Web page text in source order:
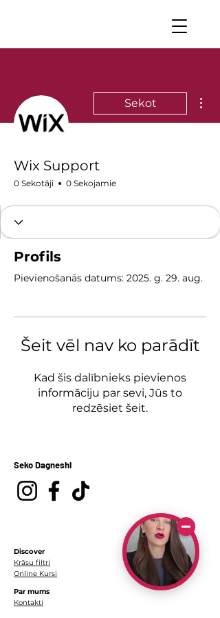
Sekot
Wix Support
0 Sekotāji 0 Sekojamie
Profils
Pievienošanās datums: 2025. g. 29. aug.
Šeit vēl nav ko parādīt
Kad šis dalībnieks pievienos
informāciju par sevi, Jūs to
redzēsiet šeit.
Seko Dagneshi
Discover
Krāsu filtri
Online Kursi
Par mums
Kontakti